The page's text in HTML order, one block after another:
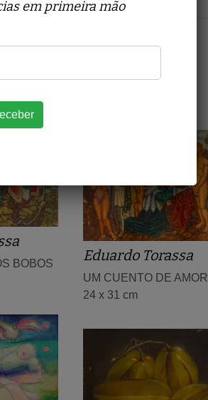
BOBOS
Eduardo Torassa
UM CUENTO DE AMOR
24 x 31 cm
em primeira mão